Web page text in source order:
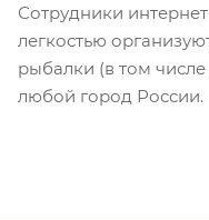
Сотрудники
легкостью
рыбалки (в том
любой город России.